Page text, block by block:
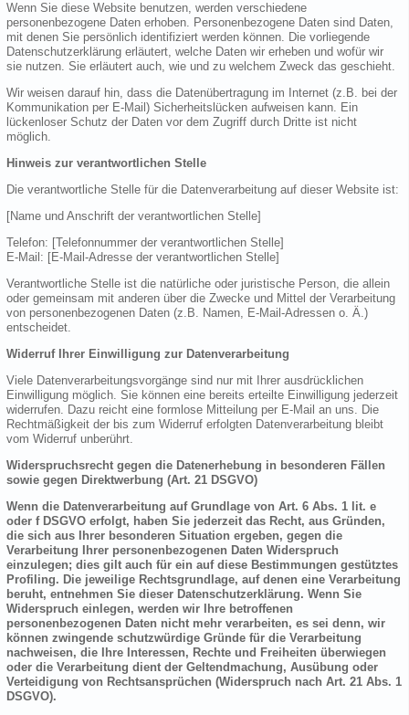
Wenn Sie diese Website benutzen, werden verschiedene
personenbezogene Daten erhoben. Personenbezogene Daten sind Daten,
mit denen Sie persönlich identifiziert werden können. Die vorliegende
Datenschutzerklärung erläutert, welche Daten wir erheben und wofür wir
sie nutzen. Sie erläutert auch, wie und zu welchem Zweck das geschieht.
Wir weisen darauf hin, dass die Datenübertragung im Internet (z.B. bei der
Kommunikation per E-Mail) Sicherheitslücken aufweisen kann. Ein
lückenloser Schutz der Daten vor dem Zugriff durch Dritte ist nicht
möglich.
Hinweis zur verantwortlichen Stelle
Die verantwortliche Stelle für die Datenverarbeitung auf dieser Website ist:
[Name und Anschrift der verantwortlichen Stelle]
Telefon: [Telefonnummer der verantwortlichen Stelle]
E-Mail: [E-Mail-Adresse der verantwortlichen Stelle]
Verantwortliche Stelle ist die natürliche oder juristische Person, die allein
oder gemeinsam mit anderen über die Zwecke und Mittel der Verarbeitung
von personenbezogenen Daten (z.B. Namen, E-Mail-Adressen o. Ä.)
entscheidet.
Widerruf Ihrer Einwilligung zur Datenverarbeitung
Viele Datenverarbeitungsvorgänge sind nur mit Ihrer ausdrücklichen
Einwilligung möglich. Sie können eine bereits erteilte Einwilligung jederzeit
widerrufen. Dazu reicht eine formlose Mitteilung per E-Mail an uns. Die
Rechtmäßigkeit der bis zum Widerruf erfolgten Datenverarbeitung bleibt
vom Widerruf unberührt.
Widerspruchsrecht gegen die Datenerhebung in besonderen Fällen
sowie gegen Direktwerbung (Art. 21 DSGVO)
Wenn die Datenverarbeitung auf Grundlage von Art. 6 Abs. 1 lit. e
oder f DSGVO erfolgt, haben Sie jederzeit das Recht, aus Gründen,
die sich aus Ihrer besonderen Situation ergeben, gegen die
Verarbeitung Ihrer personenbezogenen Daten Widerspruch
einzulegen; dies gilt auch für ein auf diese Bestimmungen gestütztes
Profiling. Die jeweilige Rechtsgrundlage, auf denen eine Verarbeitung
beruht, entnehmen Sie dieser Datenschutzerklärung. Wenn Sie
Widerspruch einlegen, werden wir Ihre betroffenen
personenbezogenen Daten nicht mehr verarbeiten, es sei denn, wir
können zwingende schutzwürdige Gründe für die Verarbeitung
nachweisen, die Ihre Interessen, Rechte und Freiheiten überwiegen
oder die Verarbeitung dient der Geltendmachung, Ausübung oder
Verteidigung von Rechtsansprüchen (Widerspruch nach Art. 21 Abs. 1
DSGVO).